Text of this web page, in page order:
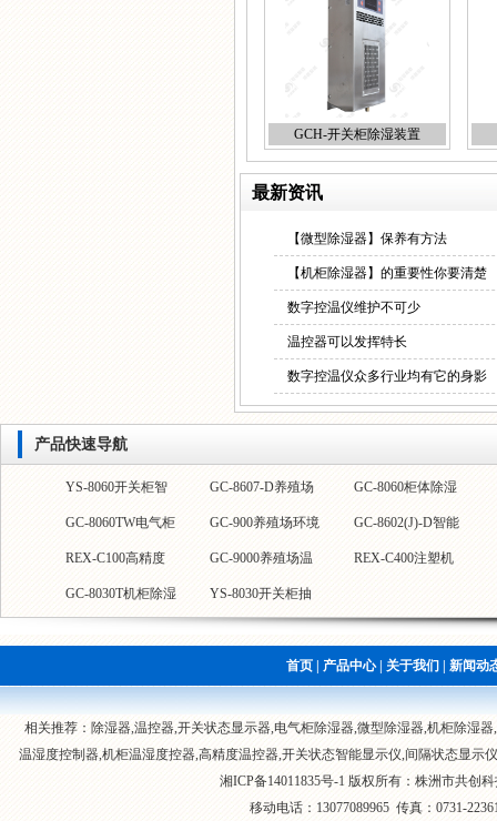
GCH-开关柜除湿装置
最新资讯
【微型除湿器】保养有方法
【机柜除湿器】的重要性你要清楚
数字控温仪维护不可少
温控器可以发挥特长
数字控温仪众多行业均有它的身影
产品快速导航
GC-8900无线温湿
度控制器
GC-8040T端子箱除
湿器
YS-8060开关柜智
能除湿装置
GC-8609温控器 GC-8070T电气柜除
湿器
GC-8060TW电气柜
智能控温抽湿器
GC8602机柜温湿
度控器
REX-C100工业温
控器
REX-C100高精度
YS-8060S微型除湿 GC-8030工业除湿
器
无线温湿度控制系 GC-9000-T大棚无
首页 产品中心| 关于我们 新闻动
相关推荐：除湿器,温控器,开关状态显示器,电气柜除湿器,微型除湿器,机柜除湿器,
温湿度控制器,机柜温湿度控器,高精度温控器,开关状态智能显示仪,间隔状态显示仪
湘ICP备14011835号-1 版权所有： 株洲市共创
移动电话：13077089965 传真：0731-